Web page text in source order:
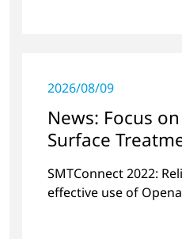
2026/08/09
News: Focus
Surface
SMTConnect 2022:
effective use of